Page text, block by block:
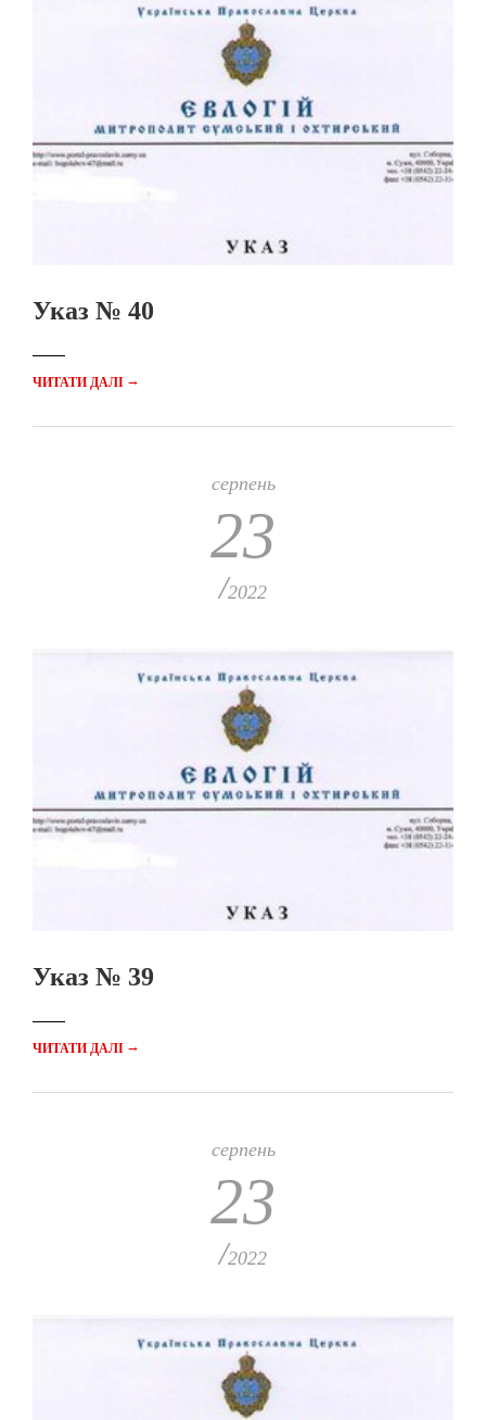
Указ № 40
ЧИТАТИ ДАЛІ →
серпень
23
/2022
Указ № 39
ЧИТАТИ ДАЛІ →
серпень
23
/2022